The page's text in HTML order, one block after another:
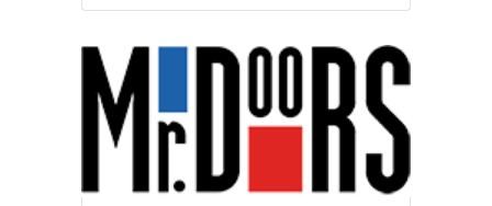
тысяч предприятий практически во
экономики: нефтяной, газовой